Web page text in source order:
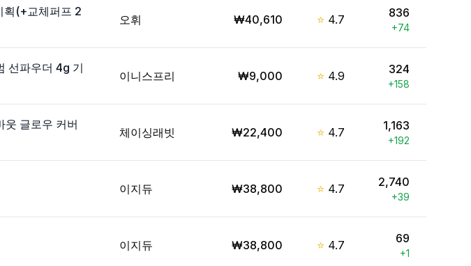
획(+교체퍼프 2
오휘 ₩40,610 ⭐ 4.7 836
+74
선파우더 4g 기
이니스프리 ₩9,000 ⭐ 4.9 324
+158
글로우 커버
체이싱래빗 ₩22,400 ⭐ 4.7 1,163
+192
이지듀 ₩38,800 ⭐ 4.7 2,740
+39
이지듀 ₩38,800 ⭐ 4.7 69
+1